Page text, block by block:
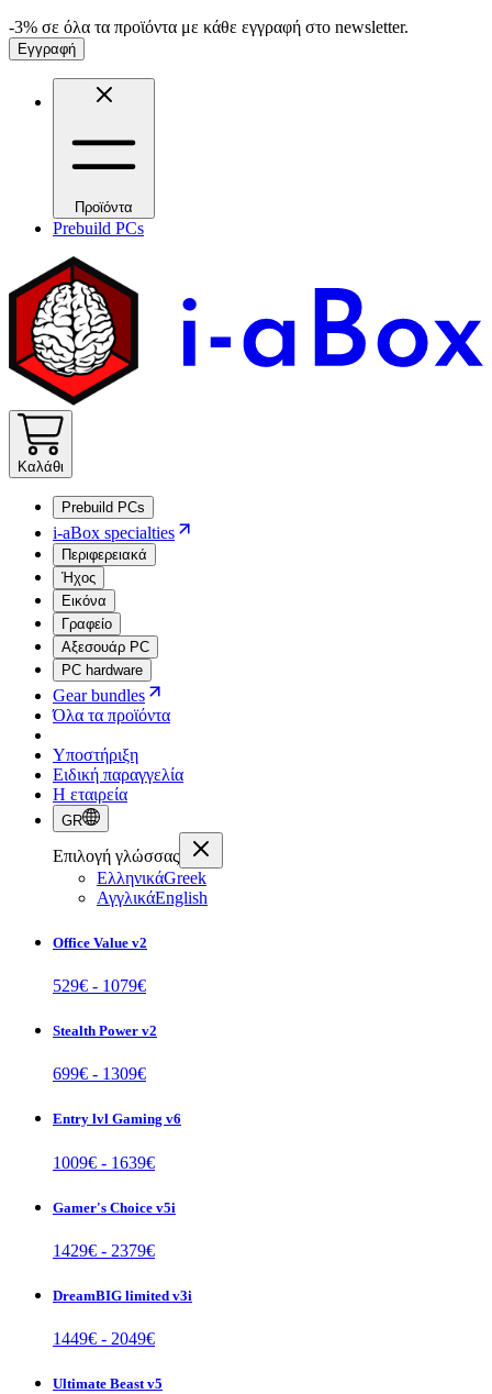
-3% σε όλα τα προϊόντα με κάθε εγγραφή στο newsletter.
Εγγραφή
Προϊόντα
Prebuild PCs
Καλάθι
Prebuild PCs
i-aBox specialties
Περιφερειακά
Ήχος
Εικόνα
Γραφείο
Αξεσουάρ PC
PC hardware
Gear bundles
Όλα τα προϊόντα
Υποστήριξη
Ειδική παραγγελία
Η εταιρεία
GR
Επιλογή γλώσσας
ΕλληνικάGreek
ΑγγλικάEnglish
Office Value v2
529€ - 1079€
Stealth Power v2
699€ - 1309€
Entry lvl Gaming v6
1009€ - 1639€
Gamer's Choice v5i
1429€ - 2379€
DreamBIG limited v3i
1449€ - 2049€
Ultimate Beast v5